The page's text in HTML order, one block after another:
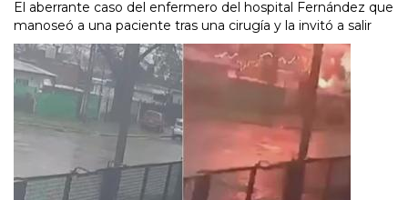
El aberrante caso del enfermero del hospital Fernández que
manoseó a una paciente tras una cirugía y la invitó a salir